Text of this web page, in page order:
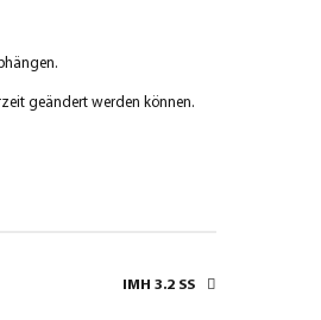
geändert werden können.
IMH 3.2 SS